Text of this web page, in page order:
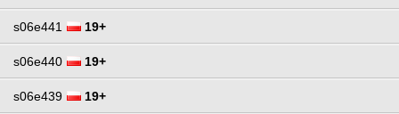
s06e441 19+
s06e440 19+
s06e439 19+